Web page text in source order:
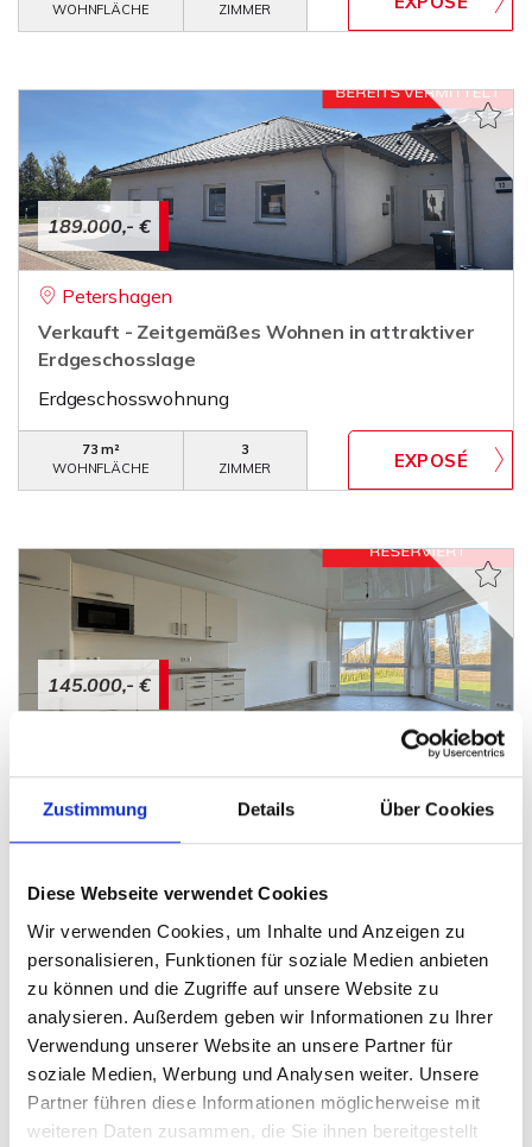
Zustimmung Details Über Cookies
Diese Webseite verwendet Cookies
Wir verwenden Cookies, um Inhalte und Anzeigen zu
personalisieren, Funktionen für soziale Medien anbieten
zu können und die Zugriffe auf unsere Website zu
analysieren. Außerdem geben wir Informationen zu Ihrer
Verwendung unserer Website an unsere Partner für
soziale Medien, Werbung und Analysen weiter. Unsere
Partner führen diese Informationen möglicherweise mit
weiteren Daten zusammen, die Sie ihnen bereitgestellt
WOHNFLÄCHE
ZIMMER
189.000,- €
Petershagen
Verkauft - Zeitgemäßes Wohnen in attraktiver
Erdgeschosslage
Erdgeschosswohnung
73 m²
WOHNFLÄCHE
3
ZIMMER
145.000,- €
Selbstnutzer
WOHNFLÄCHE
ZIMMER